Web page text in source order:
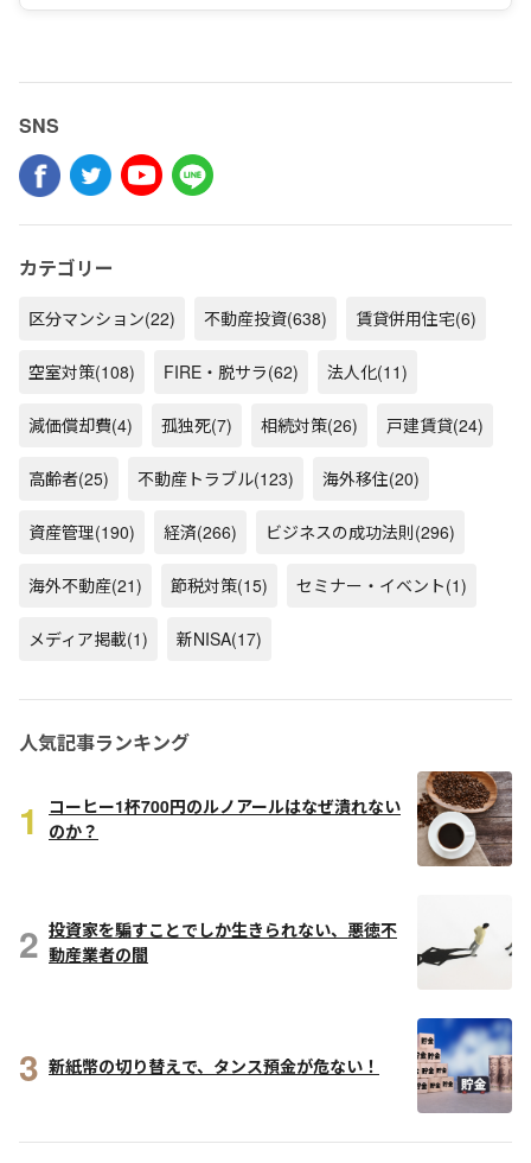
SNS
カテゴリー
区分マンション(22) 不動産投資(638) 賃貸併用住宅(6)
空室対策(108) FIRE・脱サラ(62) 法人化(11)
減価償却費(4) 孤独死(7) 相続対策(26) 戸建賃貸(24)
高齢者(25) 不動産トラブル(123) 海外移住(20)
資産管理(190) 経済(266) ビジネスの成功法則(296)
海外不動産(21) 節税対策(15) セミナー・イベント(1)
メディア掲載(1) 新NISA(17)
人気記事ランキング
1
コーヒー1杯700円のルノアールはなぜ潰れない
のか？
2 投資家を騙すことでしか生きられない、悪徳不
動産業者の闇
3 新紙幣の切り替えで、タンス預金が危ない！